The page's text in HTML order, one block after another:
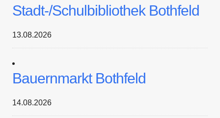
Stadt-/Schulbibliothek Bothfeld
13.08.2026
Bauernmarkt Bothfeld
14.08.2026